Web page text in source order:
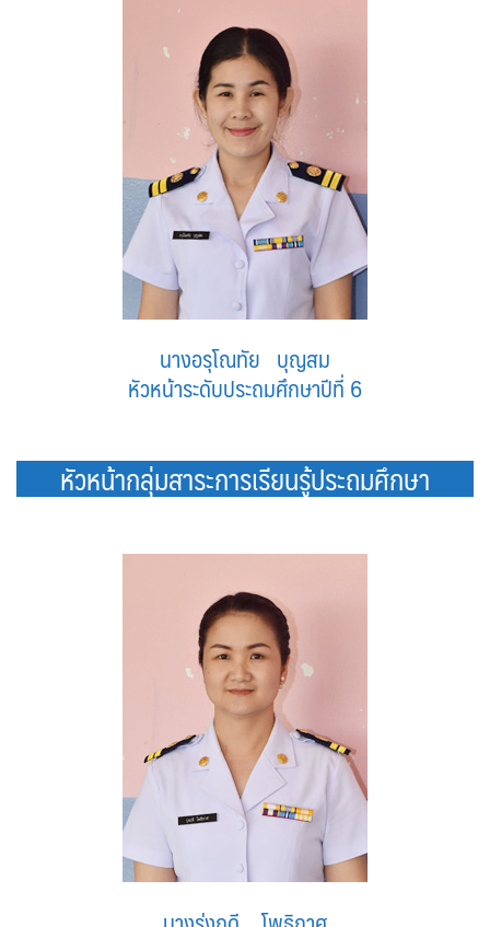
นางอรุโณทัย บุญสม
หัวหน้าระดับประถมศึกษาปีที่ 6
หัวหน้ากลุ่มสาระการเรียนรู้ประถมศึกษา